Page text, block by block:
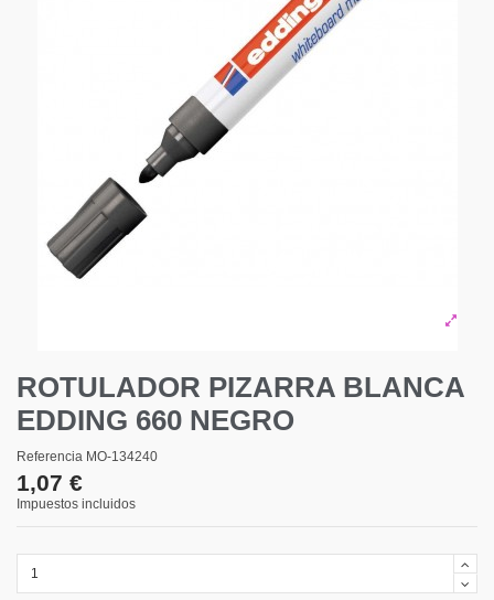
ROTULADOR PIZARRA BLANCA
EDDING 660 NEGRO
Referencia MO-134240
1,07 €
Impuestos incluidos